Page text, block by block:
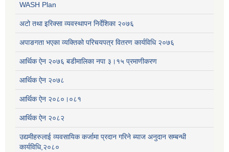
WASH Plan
अटो तथा इरिक्सा व्यवस्थापन निर्देशिका २०७६
अपाङगता भएका व्यक्तिको परिचयपत्र वितरण कार्यविधि २०७६
आर्थिक ऐन २०७६ बडीमालिका नपा ३।१५ प्रमाणीकरण
आर्थिक ऐन २०७८
आर्थिक ऐन २०८०।०८१
आर्थिक ऐन २०८२
उद्यमीहरुलाई व्यवसायिक कर्जामा प्रदान गरिने ब्याज अनुदान सम्बन्धी
कार्यविधि,२०८०